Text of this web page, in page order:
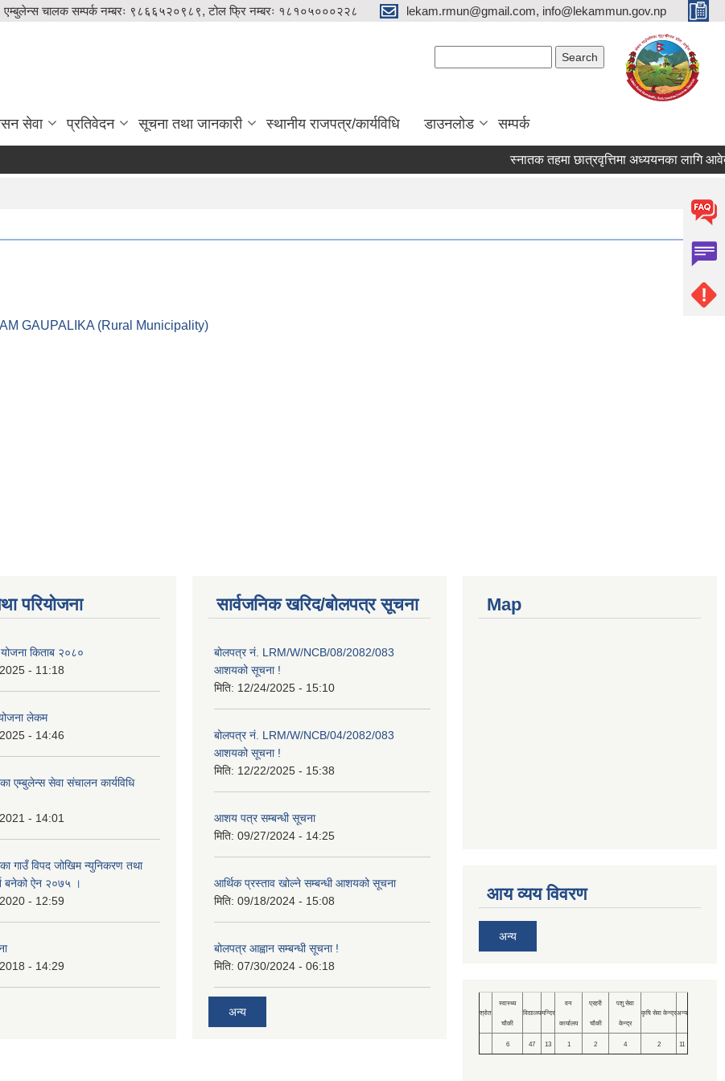
एम्बुलेन्स चालक सम्पर्क नम्बरः ९८६६५२०९८९, टोल फ्रि नम्बरः १८१०५०००२२८ lekam.rmun@gmail.com, info@lekammun.gov.np
सेवा प्रतिवेदन सूचना तथा जानकारी स्थानीय राजपत्र/कार्यविधि डाउनलोड सम्पर्क
स्नातक तहमा छात्रवृत्तिमा अध्ययनका लागि
GAUPALIKA (Rural Municipality)
परियोजना
योजना किताब २०८०
- 11:18
लेकम
- 14:46
एम्बुलेन्स सेवा संचालन कार्यविधि
- 14:01
गाउँ विपद जोखिम न्युनिकरण तथा
बनेको ऐन २०७५ ।
- 12:59
- 14:29
सार्वजनिक खरिद/बोलपत्र सूचना
बोलपत्र नं. LRM/W/NCB/08/2082/083
आशयको सूचना !
मिति: 12/24/2025 - 15:10
बोलपत्र नं. LRM/W/NCB/04/2082/083
आशयको सूचना !
मिति: 12/22/2025 - 15:38
आशय पत्र सम्बन्धी सूचना
मिति: 09/27/2024 - 14:25
आर्थिक प्रस्ताव खोल्ने सम्बन्धी आशयको सूचना
मिति: 09/18/2024 - 15:08
बोलपत्र आह्वान सम्बन्धी सूचना !
मिति: 07/30/2024 - 06:18
अन्य
Map
आय व्यय विवरण
अन्य
श्रोत
स्वास्थ्य
चौकी
विद्यालयमन्दिर
वन
कार्यालय
प्रहरी
चौकी
पशु सेवा
केन्द्र
कृषि सेवा केन्द्रअन्य
6 47 13 1 2 4 2 11